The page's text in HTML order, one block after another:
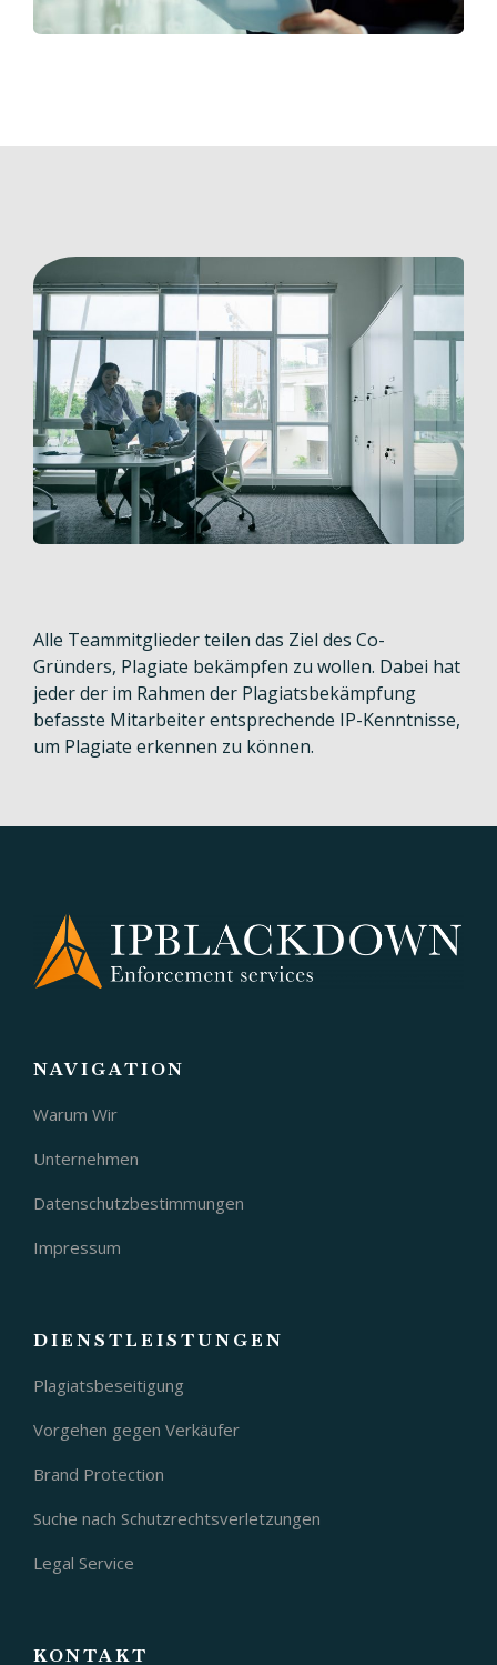
Alle Teammitglieder teilen das Ziel des Co-
Gründers, Plagiate bekämpfen zu wollen. Dabei hat
jeder der im Rahmen der Plagiatsbekämpfung
befasste Mitarbeiter entsprechende IP-Kenntnisse,
um Plagiate erkennen zu können.
NAVIGATION
Warum Wir
Unternehmen
Datenschutzbestimmungen
Impressum
DIENSTLEISTUNGEN
Plagiatsbeseitigung
Vorgehen gegen Verkäufer
Brand Protection
Suche nach Schutzrechtsverletzungen
Legal Service
KONTAKT